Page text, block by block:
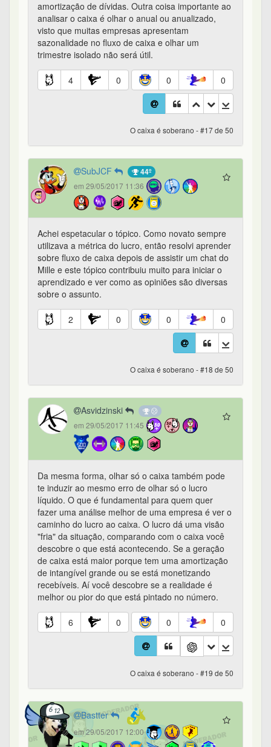
amortização de dívidas. Outra coisa importante ao
analisar o caixa é olhar o anual ou anualizado,
visto que muitas empresas apresentam
sazonalidade no fluxo de caixa e olhar um
trimestre isolado não será útil.
4 0 0 0
O caixa é soberano - #17 de 50
SubJCF 44º
em 29/05/2017 11:36
Achei espetacular o tópico. Como novato sempre
utilizava a métrica do lucro, então resolvi aprender
sobre fluxo de caixa depois de assistir um chat do
Mille e este tópico contribuiu muito para iniciar o
aprendizado e ver como as opiniões são diversas
sobre o assunto.
2 0 0 0
O caixa é soberano - #18 de 50
Asvidzinski
em 29/05/2017 11:45
Da mesma forma, olhar só o caixa também pode
te induzir ao mesmo erro de olhar só o lucro
líquido. O que é fundamental para quem quer
fazer uma análise melhor de uma empresa é ver o
caminho do lucro ao caixa. O lucro dá uma visão
"fria" da situação, comparando com o caixa você
descobre o que está acontecendo. Se a geração
de caixa está maior porque tem uma amortização
de intangível grande ou se está monetizando
recebíveis. Aí você descobre se a realidade é
melhor ou pior do que está pintado no número.
6 0 0 0
O caixa é soberano - #19 de 50
Bastter
em 29/05/2017 12:00